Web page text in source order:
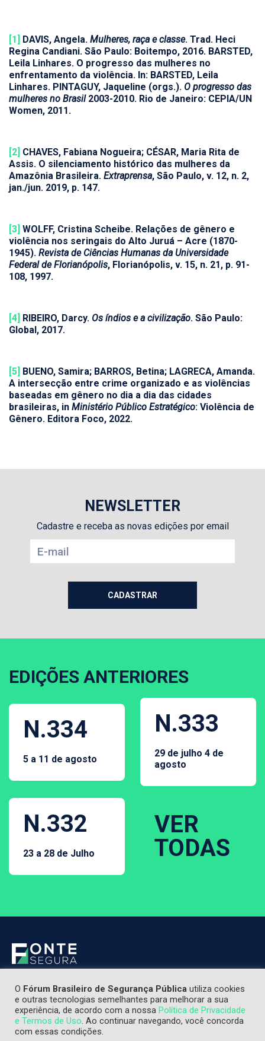
[1] DAVIS, Angela. Mulheres, raça e classe. Trad. Heci
Regina Candiani. São Paulo: Boitempo, 2016. BARSTED,
Leila Linhares. O progresso das mulheres no
enfrentamento da violência. In: BARSTED, Leila
Linhares. PINTAGUY, Jaqueline (orgs.). O progresso das
mulheres no Brasil2003-2010. Rio de Janeiro: CEPIA/UN
Women, 2011.
[2] CHAVES, Fabiana Nogueira; CÉSAR, Maria Rita de
Assis. O silenciamento histórico das mulheres da
Amazônia Brasileira. Extraprensa, São Paulo, v. 12, n. 2,
jan./jun. 2019, p. 147.
[3] WOLFF, Cristina Scheibe. Relações de gênero e
violência nos seringais do Alto Juruá – Acre (1870-
1945). Revista de Ciências Humanas da Universidade
Federal de Florianópolis, Florianópolis, v. 15, n. 21, p. 91-
108, 1997.
[4] RIBEIRO, Darcy. Os índios e a civilização. São Paulo:
Global, 2017.
[5]
BUENO, Samira; BARROS, Betina; LAGRECA, Amanda.
A intersecção entre crime organizado e as violências
baseadas em gênero no dia a dia das cidades
brasileiras, in Ministério Público Estratégico: Violência de
Gênero. Editora Foco, 2022.
NEWSLETTER
Cadastre e receba as novas edições por email
EDIÇÕES ANTERIORES
N.334
5 a 11 de agosto
N.333
29 de julho 4 de
agosto
N.332
23 a 28 de Julho
VER
TODAS
O Fórum Brasileiro de Segurança Pública utiliza cookies
e outras tecnologias semelhantes para melhorar a sua
experiência, de acordo com a nossa Política de Privacidade
e Termos de Uso. Ao continuar navegando, você concorda
com essas condições.